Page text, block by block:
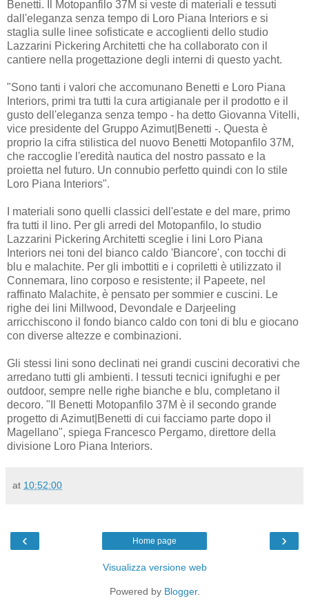
Benetti. Il Motopanfilo 37M si veste di materiali e tessuti
dall'eleganza senza tempo di Loro Piana Interiors e si
staglia sulle linee sofisticate e accoglienti dello studio
Lazzarini Pickering Architetti che ha collaborato con il
cantiere nella progettazione degli interni di questo yacht.
"Sono tanti i valori che accomunano Benetti e Loro Piana
Interiors, primi tra tutti la cura artigianale per il prodotto e il
gusto dell'eleganza senza tempo - ha detto Giovanna Vitelli,
vice presidente del Gruppo Azimut|Benetti -. Questa è
proprio la cifra stilistica del nuovo Benetti Motopanfilo 37M,
che raccoglie l'eredità nautica del nostro passato e la
proietta nel futuro. Un connubio perfetto quindi con lo stile
Loro Piana Interiors".
I materiali sono quelli classici dell'estate e del mare, primo
fra tutti il lino. Per gli arredi del Motopanfilo, lo studio
Lazzarini Pickering Architetti sceglie i lini Loro Piana
Interiors nei toni del bianco caldo 'Biancore', con tocchi di
blu e malachite. Per gli imbottiti e i copriletti è utilizzato il
Connemara, lino corposo e resistente; il Papeete, nel
raffinato Malachite, è pensato per sommier e cuscini. Le
righe dei lini Millwood, Devondale e Darjeeling
arricchiscono il fondo bianco caldo con toni di blu e giocano
con diverse altezze e combinazioni.
Gli stessi lini sono declinati nei grandi cuscini decorativi che
arredano tutti gli ambienti. I tessuti tecnici ignifughi e per
outdoor, sempre nelle righe bianche e blu, completano il
decoro. "Il Benetti Motopanfilo 37M è il secondo grande
progetto di Azimut|Benetti di cui facciamo parte dopo il
Magellano", spiega Francesco Pergamo, direttore della
divisione Loro Piana Interiors.
at 10:52:00
‹ ›
Home page
Visualizza versione web
Powered by Blogger.